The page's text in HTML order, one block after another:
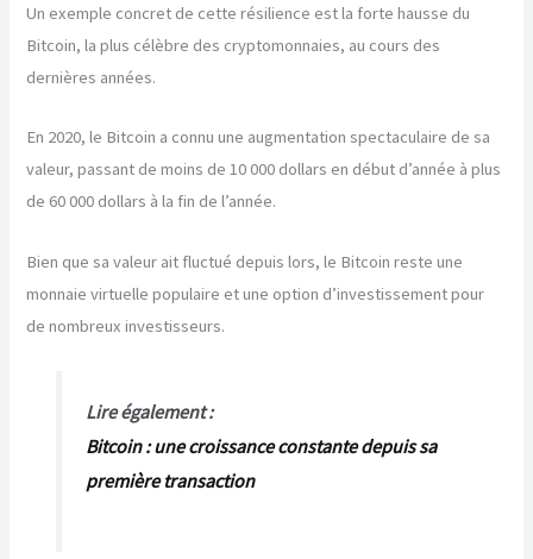
Un exemple concret de cette résilience est la forte hausse du
Bitcoin, la plus célèbre des cryptomonnaies, au cours des
dernières années.
En 2020, le Bitcoin a connu une augmentation spectaculaire de sa
valeur, passant de moins de 10 000 dollars en début d’année à plus
de 60 000 dollars à la fin de l’année.
Bien que sa valeur ait fluctué depuis lors, le Bitcoin reste une
monnaie virtuelle populaire et une option d’investissement pour
de nombreux investisseurs.
Lire également :
Bitcoin : une croissance constante depuis sa
première transaction